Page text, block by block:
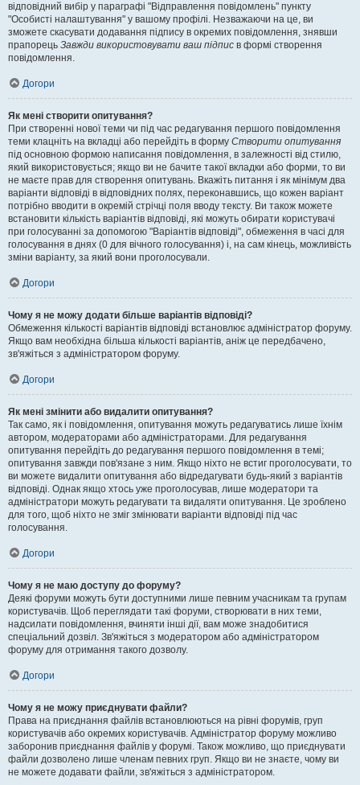
відповідний вибір у параграфі "Відправлення повідомлень" пункту
"Особисті налаштування" у вашому профілі. Незважаючи на це, ви
зможете скасувати додавання підпису в окремих повідомлення, знявши
прапорець Завжди використовувати ваш підпис в формі створення
повідомлення.
Догори
Як мені створити опитування?
При створенні нової теми чи під час редагування першого повідомлення
теми клацніть на вкладці або перейдіть в форму Створити опитування
під основною формою написання повідомлення, в залежності від стилю,
який використовується; якщо ви не бачите такої вкладки або форми, то ви
не маєте прав для створення опитувань. Вкажіть питання і як мінімум два
варіанти відповіді в відповідних полях, переконавшись, що кожен варіант
потрібно вводити в окремій стрічці поля вводу тексту. Ви також можете
встановити кількість варіантів відповіді, які можуть обирати користувачі
при голосуванні за допомогою "Варіантів відповіді", обмеження в часі для
голосування в днях (0 для вічного голосування) і, на сам кінець, можливість
зміни варіанту, за який вони проголосували.
Догори
Чому я не можу додати більше варіантів відповіді?
Обмеження кількості варіантів відповіді встановлює адміністратор форуму.
Якщо вам необхідна більша кількості варіантів, аніж це передбачено,
зв'яжіться з адміністратором форуму.
Догори
Як мені змінити або видалити опитування?
Так само, як і повідомлення, опитування можуть редагуватись лише їхнім
автором, модераторами або адміністраторами. Для редагування
опитування перейдіть до редагування першого повідомлення в темі;
опитування завжди пов'язане з ним. Якщо ніхто не встиг проголосувати, то
ви можете видалити опитування або відредагувати будь-який з варіантів
відповіді. Однак якщо хтось уже проголосував, лише модератори та
адміністратори можуть редагувати та видаляти опитування. Це зроблено
для того, щоб ніхто не зміг змінювати варіанти відповіді під час
голосування.
Догори
Чому я не маю доступу до форуму?
Деякі форуми можуть бути доступними лише певним учасникам та групам
користувачів. Щоб переглядати такі форуми, створювати в них теми,
надсилати повідомлення, вчиняти інші дії, вам може знадобитися
спеціальний дозвіл. Зв'яжіться з модератором або адміністратором
форуму для отримання такого дозволу.
Догори
Чому я не можу приєднувати файли?
Права на приєднання файлів встановлюються на рівні форумів, груп
користувачів або окремих користувачів. Адміністратор форуму можливо
заборонив приєднання файлів у форумі. Також можливо, що приєднувати
файли дозволено лише членам певних груп. Якщо ви не знаєте, чому ви
не можете додавати файли, зв'яжіться з адміністратором.